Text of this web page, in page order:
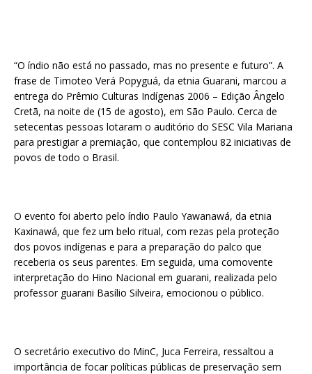
“O índio não está no passado, mas no presente e futuro”. A
frase de Timoteo Verá Popyguá, da etnia Guarani, marcou a
entrega do Prêmio Culturas Indígenas 2006 – Edição Ângelo
Cretã, na noite de (15 de agosto), em São Paulo. Cerca de
setecentas pessoas lotaram o auditório do SESC Vila Mariana
para prestigiar a premiação, que contemplou 82 iniciativas de
povos de todo o Brasil.
O evento foi aberto pelo índio Paulo Yawanawá, da etnia
Kaxinawá, que fez um belo ritual, com rezas pela proteção
dos povos indígenas e para a preparação do palco que
receberia os seus parentes. Em seguida, uma comovente
interpretação do Hino Nacional em guarani, realizada pelo
professor guarani Basílio Silveira, emocionou o público.
O secretário executivo do MinC, Juca Ferreira, ressaltou a
importância de focar políticas públicas de preservação sem